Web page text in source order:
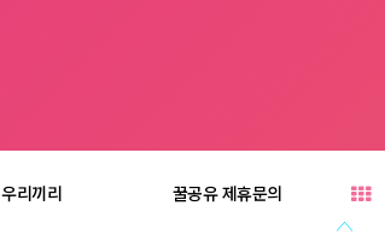
우리끼리 꿀공유 제휴문의